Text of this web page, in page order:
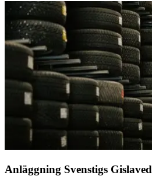
Anläggning Svenstigs Gislaved